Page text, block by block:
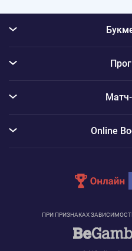
ПРИ ПРИЗНАКАХ
Online